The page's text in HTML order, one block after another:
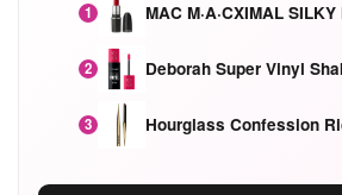
1
2 Deborah Super Vinyl
3